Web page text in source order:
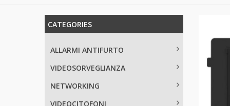
CATEGORIES
ALLARMI ANTIFURTO
VIDEOSORVEGLIANZA
NETWORKING
VIDEOCITOFONI